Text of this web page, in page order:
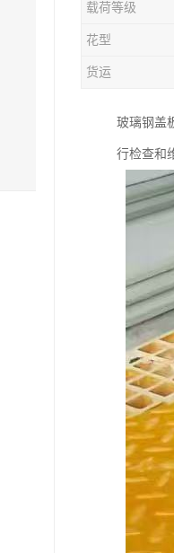
载荷等级
花型
货运
玻璃钢盖
行检查和